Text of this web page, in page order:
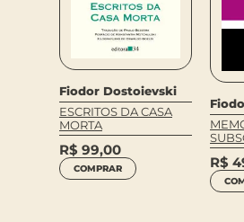
Fiodor Dostoievski
ESCRITOS DA CASA
MORTA
R$ 99,00
COMPRAR R$